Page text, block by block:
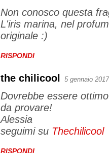
Non conosco questa
L'iris marina, nel
originale :)
RISPONDI
the chilicool 5 gennaio
Dovrebbe essere
da provare!
Alessia
seguimi su Thechilicool
RISPONDI